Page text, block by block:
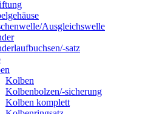
Ausgleichswelle
satz
Kolben
Kolbenbolzen/-sicherung
Kolben komplett